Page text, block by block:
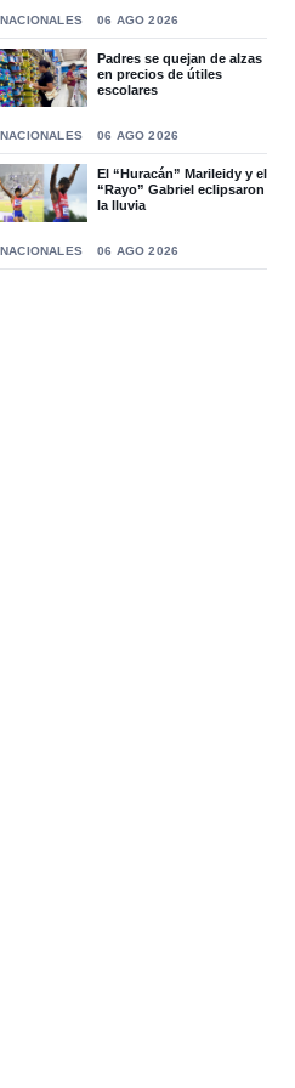
NACIONALES 06 AGO 2026
Padres se quejan de alzas
en precios de útiles
escolares
NACIONALES 06 AGO 2026
El “Huracán” Marileidy y el
“Rayo” Gabriel eclipsaron
la lluvia
NACIONALES 06 AGO 2026